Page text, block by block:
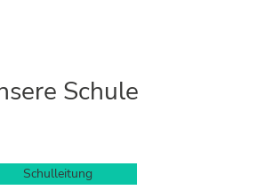
Schule
Schulleitung